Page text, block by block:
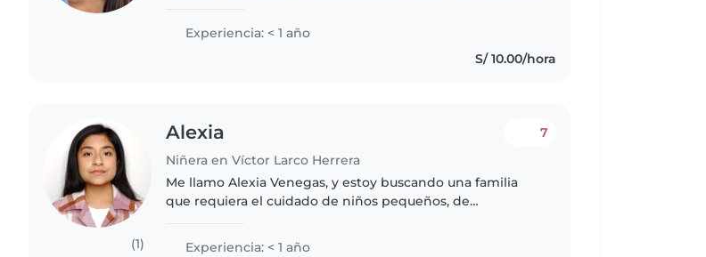
Pérez. Soy una persona..
Experiencia: < 1 año
S/ 10.00/hora
(1)
Alexia
Niñera en Víctor Larco Herrera
7
Me llamo Alexia Venegas, y estoy buscando una familia
que requiera el cuidado de niños pequeños, de
amable, responsable y paciente..
Experiencia: < 1 año